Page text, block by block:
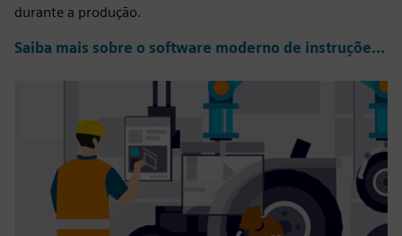
durante a produção.
Saiba mais sobre o software moderno de instruções de trabalho